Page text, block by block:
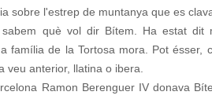
sobre l'estrep de muntanya que es
què vol dir Bítem. Ha estat dit
família de la Tortosa mora. Pot ésser,
veu anterior, llatina o ibera.
Ramon Berenguer IV donava